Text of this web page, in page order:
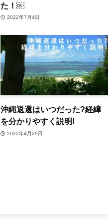
た！￼
2022年7月4日
沖縄返還はいつだった?経緯
を分かりやすく説明!
2022年4月29日